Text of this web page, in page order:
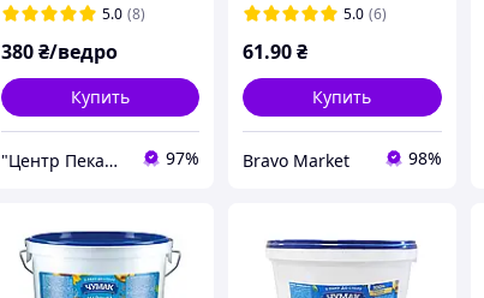
5.0 (8)
380₴/ведро
Купить
"Центр Пекарей "АРИАНТА" ООО 97%
5.0 (6)
61.90₴
Купить
Bravo Market 98%